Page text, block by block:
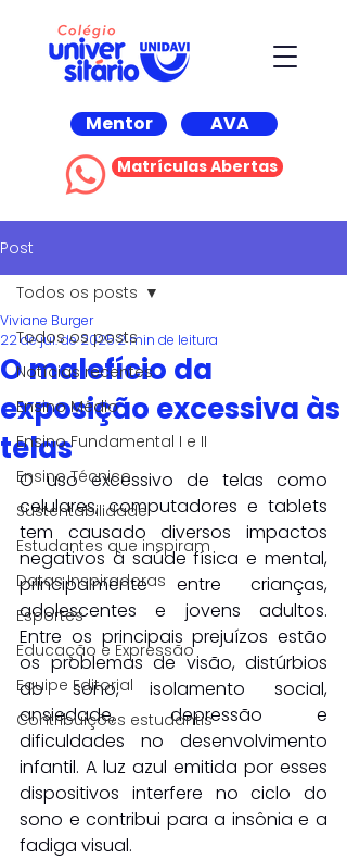
Mentor AVA
Matrículas Abertas
Post
Todos os posts
Notícias recentes
Ensino Médio
Ensino Fundamental I e II
Ensino Técnico
Sustentabilidade
Estudantes que inspiram
Datas Inspiradoras
Esportes
Educação e Expressão
Equipe Editorial
Contribuições estudantis
Todos os posts
O malefício da
exposição excessiva às
telas
Viviane Burger
22 de jul. de 20252 min de leitura
O uso excessivo de telas como
celulares, computadores e tablets
tem causado diversos impactos
negativos à saúde física e mental,
principalmente entre crianças,
adolescentes e jovens adultos.
Entre os principais prejuízos estão
os problemas de visão, distúrbios
do sono, isolamento social,
ansiedade, depressão e
dificuldades no desenvolvimento
infantil. A luz azul emitida por esses
dispositivos interfere no ciclo do
sono e contribui para a insônia e a
fadiga visual.